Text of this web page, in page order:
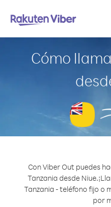
Cómo
Con Viber Out puedes
Tanzania desde Niue.
Tanzania - teléfono fijo o
por